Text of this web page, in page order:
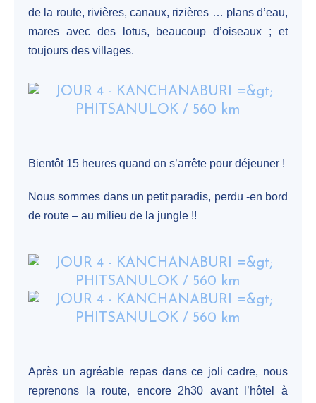
de la route, rivières, canaux, rizières … plans d’eau,
mares avec des lotus, beaucoup d’oiseaux ; et
toujours des villages.
Bientôt 15 heures quand on s’arrête pour déjeuner !
Nous sommes dans un petit paradis, perdu -en bord
de route – au milieu de la jungle !!
Après un agréable repas dans ce joli cadre, nous
reprenons la route, encore 2h30 avant l’hôtel à